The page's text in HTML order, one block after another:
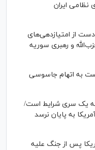
نظامی ایران
از امتیازدهی‌های
و رهبری سوریه
به اتهام جاسوسی
به یک سری شرایط است/
به پایان نرسد
پس از جنگ علیه